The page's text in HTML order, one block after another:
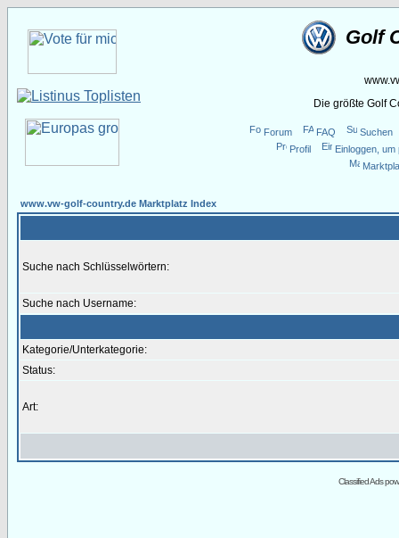
Golf
Die größte Golf
Forum FAQ
Suchen
Profil
Einloggen,
www.vw-golf-country.de Marktplatz Index
Suche nach Schlüsselwörtern:
Suche nach Username:
Kategorie/Unterkategorie:
Status:
Art:
Classified Ads